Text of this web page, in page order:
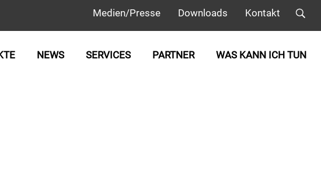
Medien/Presse Downloads Kontakt
NEWS SERVICES PARTNER WAS KANN ICH TUN